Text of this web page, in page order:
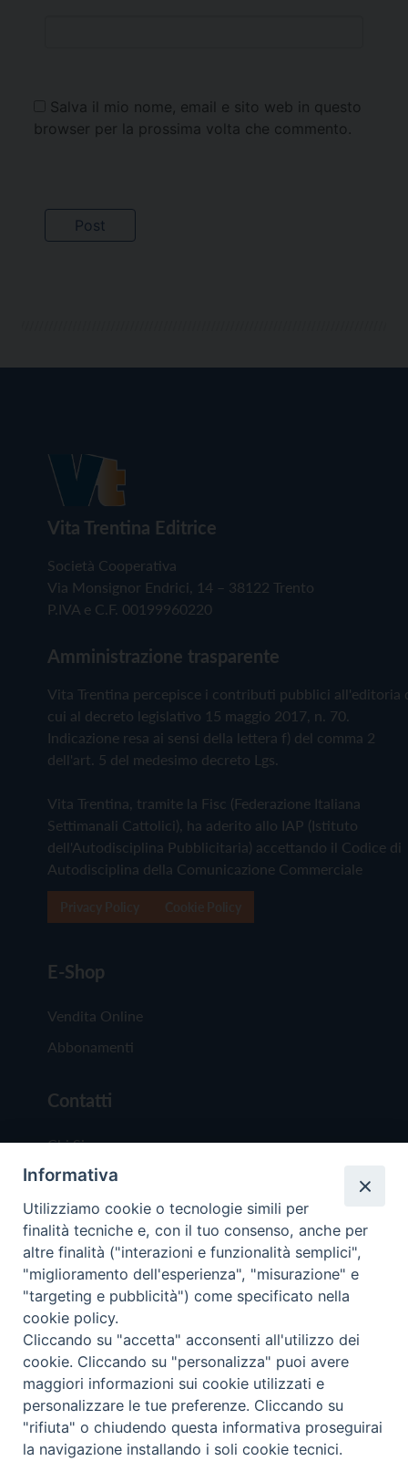
Salva il mio nome, email e sito web in questo
browser per la prossima volta che commento.
Vita Trentina Editrice
Società Cooperativa
Via Monsignor Endrici, 14 – 38122 Trento
P.IVA e C.F. 00199960220
Amministrazione trasparente
Vita Trentina percepisce i contributi pubblici all'editoria
cui al decreto legislativo 15 maggio 2017, n. 70.
Indicazione resa ai sensi della lettera f) del comma 2
dell'art. 5 del medesimo decreto Lgs.
Vita Trentina, tramite la Fisc (Federazione Italiana
Settimanali Cattolici), ha aderito allo IAP (Istituto
dell'Autodisciplina Pubblicitaria) accettando il Codice di
Autodisciplina della Comunicazione Commerciale
E-Shop
Vendita Online
Abbonamenti
Contatti
Chi Siamo
Redazione
Scrivici
Copyright © 2019 - Tutti i diritti riservati - Vita
Trentina Editrice
Privacy Policy
Torna
Informativa
Utilizziamo cookie o tecnologie simili per
finalità tecniche e, con il tuo consenso, anche per
altre finalità ("interazioni e funzionalità semplici",
"miglioramento dell'esperienza", "misurazione" e
"targeting e pubblicità") come specificato nella
cookie policy.
Cliccando su "accetta" acconsenti all'utilizzo dei
cookie. Cliccando su "personalizza" puoi avere
maggiori informazioni sui cookie utilizzati e
personalizzare le tue preferenze. Cliccando su
"rifiuta" o chiudendo questa informativa proseguirai
la navigazione installando i soli cookie tecnici.